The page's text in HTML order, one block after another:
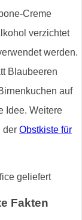
Creme
verzichtet
werden.
Blaubeeren
auf
Idee. Weitere
der Obstkiste für
Fakten